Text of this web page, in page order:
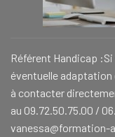
Référent Handicap
éventuelle adaptation
à contacter
au 09.72.50.75.00 /
vanessa@formation-